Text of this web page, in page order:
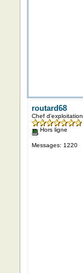
routard68
Chef d'exploitation
Hors ligne
Messages: 1220